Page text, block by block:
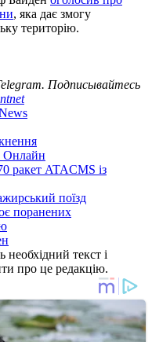
, яка дає змогу
територію.
Подписывайтесь
Онлайн
ракет ATACMS із
поїзд
поранених
текст і
про це редакцію.